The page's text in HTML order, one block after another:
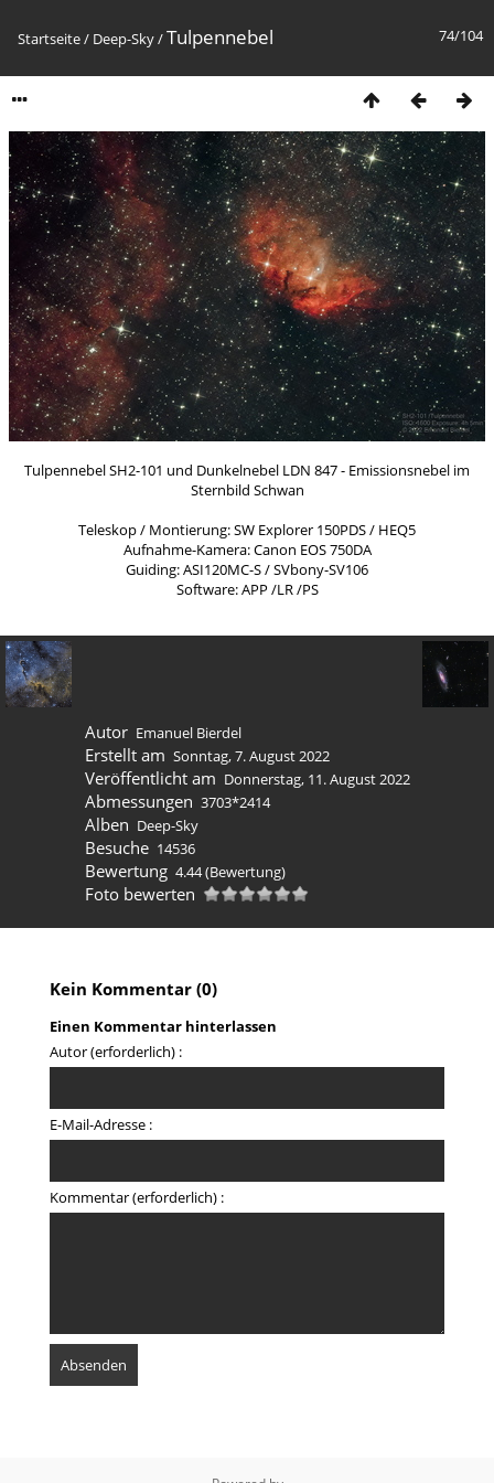
74/104
Startseite/ Deep-Sky/Tulpennebel
Tulpennebel SH2-101 und Dunkelnebel LDN 847 - Emissionsnebel im
Sternbild Schwan
Teleskop / Montierung: SW Explorer 150PDS / HEQ5
Aufnahme-Kamera: Canon EOS 750DA
Guiding: ASI120MC-S / SVbony-SV106
Software: APP /LR /PS
Autor Emanuel Bierdel
Erstellt am Sonntag, 7. August 2022
Veröffentlicht am Donnerstag, 11. August 2022
Abmessungen 3703*2414
Alben Deep-Sky
Besuche 14536
Bewertung 4.44(Bewertung)
Foto bewerten
Kein Kommentar (0)
Einen Kommentar hinterlassen
Autor (erforderlich) :
E-Mail-Adresse :
Kommentar (erforderlich) :